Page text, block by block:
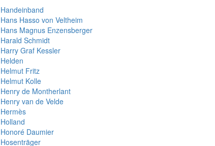
Handeinband
Hans Hasso von Veltheim
Hans Magnus Enzensberger
Harald Schmidt
Harry Graf Kessler
Helden
Helmut Fritz
Helmut Kolle
Henry de Montherlant
Henry van de Velde
Hermès
Holland
Honoré Daumier
Hosenträger